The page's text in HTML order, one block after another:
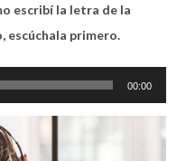
escribí la letra de la
escúchala primero.
00:00